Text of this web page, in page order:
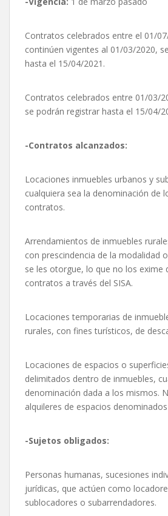
Contratos celebrados entre el 01/
continúen vigentes al 01/03/2020,
hasta el 15/04/2021.
Contratos celebrados entre 01/03/
se podrán registrar hasta el 15/04/
-Contratos alcanzados:
Locaciones inmuebles urbanos y
cualquiera sea la denominación de
contratos.
Arrendamientos de inmuebles
con prescindencia de la modalidad
se les otorgue, lo que no los exime
contratos a través del SISA.
Locaciones temporarias de
rurales, con fines turísticos, de
Locaciones de espacios o
delimitados dentro de inmuebles,
denominación dada a los mismos.
alquileres de espacios denominados
-Sujetos obligados:
Personas humanas, sucesiones
jurídicas, que actúen como
sublocadores o subarrendadores.